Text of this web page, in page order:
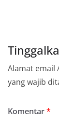
Alamat email
yang wajib
Komentar*